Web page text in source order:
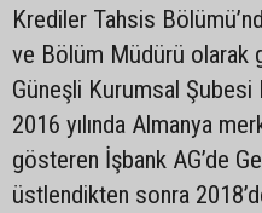
Krediler Tahsis
ve Bölüm Müdürü olarak
Güneşli Kurumsal Şubesi
2016 yılında Almanya
gösteren İşbank AG’de
üstlendikten sonra